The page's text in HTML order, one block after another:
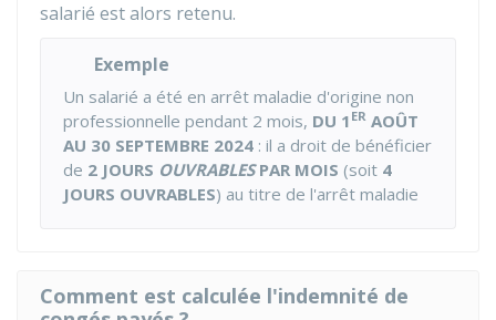
salarié est alors retenu.
Exemple
Un salarié a été en arrêt maladie d'origine non
professionnelle pendant 2 mois, DU 1 ER AOÛT
AU 30 SEPTEMBRE 2024 : il a droit de bénéficier
de 2 JOURS OUVRABLESPAR MOIS (soit 4
JOURS OUVRABLES) au titre de l'arrêt maladie
Comment est calculée l'indemnité de